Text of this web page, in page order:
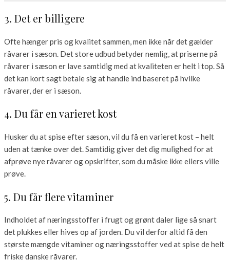
3. Det er billigere
Ofte hænger pris og kvalitet sammen, men ikke når det gælder
råvarer i sæson. Det store udbud betyder nemlig, at priserne på
råvarer i sæson er lave samtidig med at kvaliteten er helt i top. Så
det kan kort sagt betale sig at handle ind baseret på hvilke
råvarer, der er i sæson.
4. Du får en varieret kost
Husker du at spise efter sæson, vil du få en varieret kost – helt
uden at tænke over det. Samtidig giver det dig mulighed for at
afprøve nye råvarer og opskrifter, som du måske ikke ellers ville
prøve.
5. Du får flere vitaminer
Indholdet af næringsstoffer i frugt og grønt daler lige så snart
det plukkes eller hives op af jorden. Du vil derfor altid få den
største mængde vitaminer og næringsstoffer ved at spise de helt
friske danske råvarer.